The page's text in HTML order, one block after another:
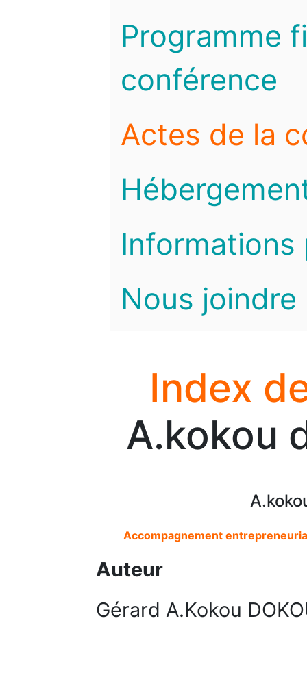
Programme
conférence
Actes de la
Informations
Nous joindre
Index
A.kokou
Accompagnement
Auteur
Gérard A.Kokou